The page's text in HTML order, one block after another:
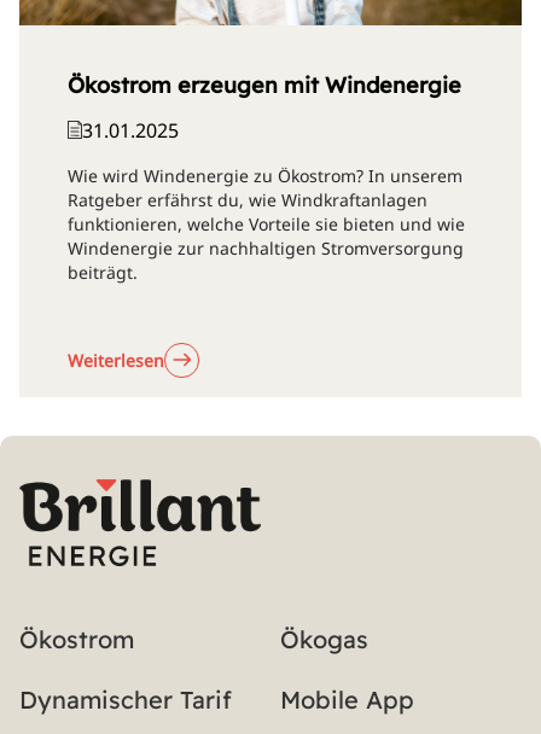
Ökostrom erzeugen mit Windenergie
31.01.2025
Wie wird Windenergie zu Ökostrom? In unserem
Ratgeber erfährst du, wie Windkraftanlagen
funktionieren, welche Vorteile sie bieten und wie
Windenergie zur nachhaltigen Stromversorgung
beiträgt.
Weiterlesen
Ökostrom
Ökogas
Dynamischer Tarif
Mobile App